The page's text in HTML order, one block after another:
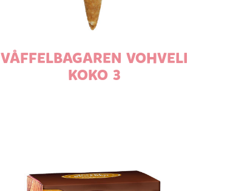
VÅFFELBAGAREN VOHVELI
KOKO 3